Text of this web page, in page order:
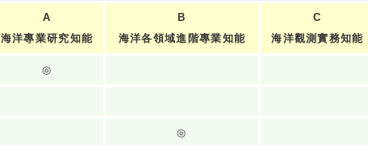
A
海洋專業研究知能
B
海洋各領域進階專業知能
C
海洋觀測實務知能
◎
◎